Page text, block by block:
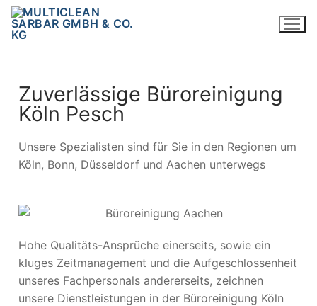
Zuverlässige Büroreinigung
Köln Pesch
Unsere Spezialisten sind für Sie in den Regionen um
Köln, Bonn, Düsseldorf und Aachen unterwegs
Hohe Qualitäts-Ansprüche einerseits, sowie ein
kluges Zeitmanagement und die Aufgeschlossenheit
unseres Fachpersonals andererseits, zeichnen
unsere Dienstleistungen in der Büroreinigung Köln